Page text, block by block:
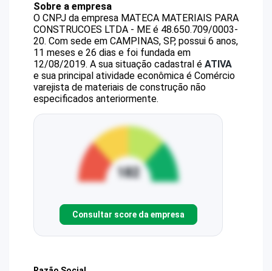
Sobre a empresa
O CNPJ da empresa MATECA MATERIAIS PARA
CONSTRUCOES LTDA - ME é 48.650.709/0003-
20. Com sede em CAMPINAS, SP, possui 6 anos,
11 meses e 26 dias e foi fundada em
12/08/2019. A sua situação cadastral é ATIVA
e sua principal atividade econômica é Comércio
varejista de materiais de construção não
especificados anteriormente.
Consultar score da empresa